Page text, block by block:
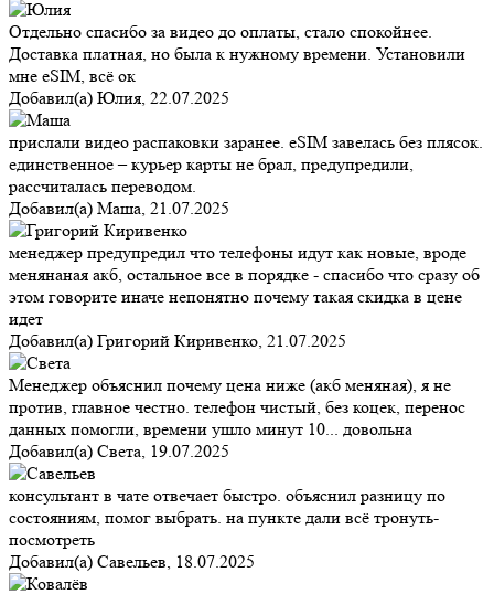
Отдельно спасибо за видео до оплаты, стало спокойнее.
Доставка платная, но была к нужному времени. Установили
мне eSIM, всё ок
Добавил(а) Юлия, 22.07.2025
прислали видео распаковки заранее. eSIM завелась без плясок.
единственное – курьер карты не брал, предупредили,
рассчиталась переводом.
Добавил(а) Маша, 21.07.2025
менеджер предупредил что телефоны идут как новые, вроде
менянаная акб, остальное все в порядке - спасибо что сразу об
этом говорите иначе непонятно почему такая скидка в цене
идет
Добавил(а) Григорий Киривенко, 21.07.2025
Менеджер объяснил почему цена ниже (акб меняная), я не
против, главное честно. телефон чистый, без коцек, перенос
данных помогли, времени ушло минут 10... довольна
Добавил(а) Света, 19.07.2025
консультант в чате отвечает быстро. объяснил разницу по
состояниям, помог выбрать. на пункте дали всё тронуть-
посмотреть
Добавил(а) Савельев, 18.07.2025